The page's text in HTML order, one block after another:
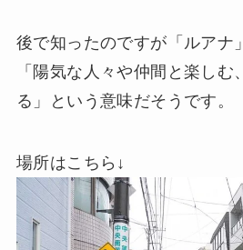
後で知ったのですが「ルアナ
「陽気な人々や仲間と楽し
る」という意味だそうです。
場所はこちら↓